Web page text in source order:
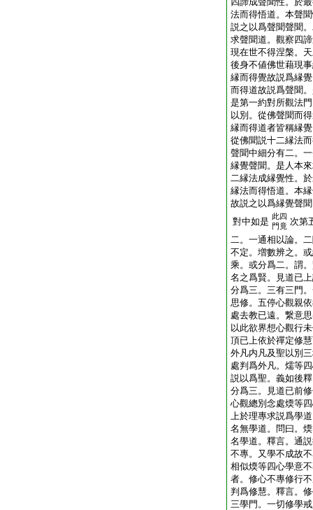
法而得悟道。本聲
説之以爲聲聞聲聞
求聲聞道。觀察四
現在世不得涅槃。
後身不値佛世藉現
縁而得覺故説爲縁
而得道故説爲聲聞
是第一約對所觀法
以別。從佛聲聞而
縁而得道者皆稱縁
從佛聞説十二縁法
聲聞中細分有二。
縁覺聲聞。是人本
二縁法成縁覺性。
縁法而得悟道。本
故説之以爲縁覺聲
對中如是 此四
門竟 次第
二。一通相以論。
不定。増數辨之。
乘。或分爲二。謂
名之爲賢。見道已
分爲三。三有三門
思修。五停心觀親
處去教已遠。繋意
以此欲界想心觀行
頂已上依於禪定修
外凡内凡及聖以別
處判爲外凡。燸等
説以爲聖。義如後
分爲三。見道已前
心觀總別念處煗等
上於理專求説爲學
名無學道。問曰。
名學道。釋言。通
不專。又學不成故
相似煗等四心學意
者。修心不專修行
判爲修慧。釋言。
三學門。一切修學